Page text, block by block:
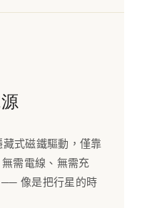
式磁鐵驅動，僅靠
需電線、無需充
── 像是把行星的時